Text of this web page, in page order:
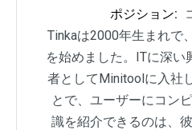
ポジション:
Tinkaは2000年生まれで
を始めました。ITに深い
者としてMinitoolに入社
とで、ユーザーにコン
識を紹介できるのは、